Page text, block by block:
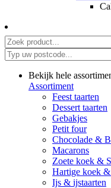
Bekijk hele
Assortiment
Feest taarten
Dessert taarten
Gebakjes
Petit four
Chocolade &
Macarons
Zoete koek &
Hartige koek
Ijs & ijstaarten